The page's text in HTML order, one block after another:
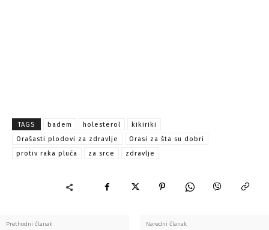
TAGS badem holesterol
kikiriki
Orašasti plodovi za zdravlje
Orasi za šta su dobri
protiv raka pluća
za srce zdravlje
Prethodni članak Naredni članak